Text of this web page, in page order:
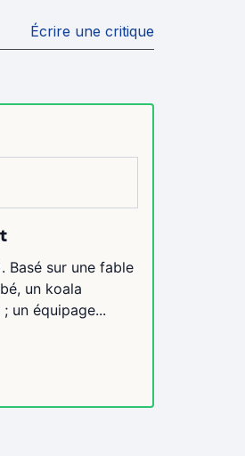
Écrire une critique
Basé sur une fable
un koala
un équipage...